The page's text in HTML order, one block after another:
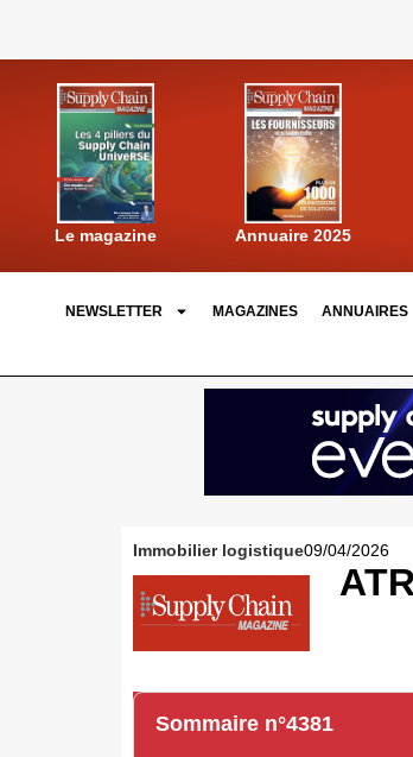
Le magazine Annuaire 2025
NEWSLETTER MAGAZINES ANNUAIRES
Sommaire n°4381
Immobilier logistique09/04/2026